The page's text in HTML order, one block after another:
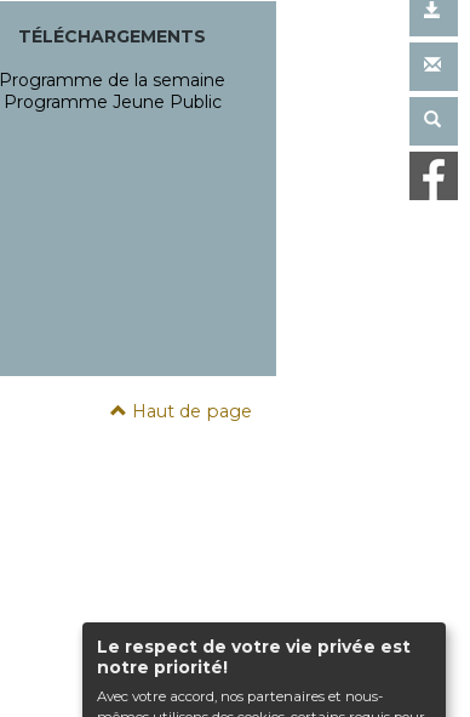
Le respect de votre vie privée est
notre priorité!
Avec votre accord, nos partenaires et nous-
TÉLÉCHARGEMENTS
Programme de la semaine
Programme Jeune Public
Haut de page